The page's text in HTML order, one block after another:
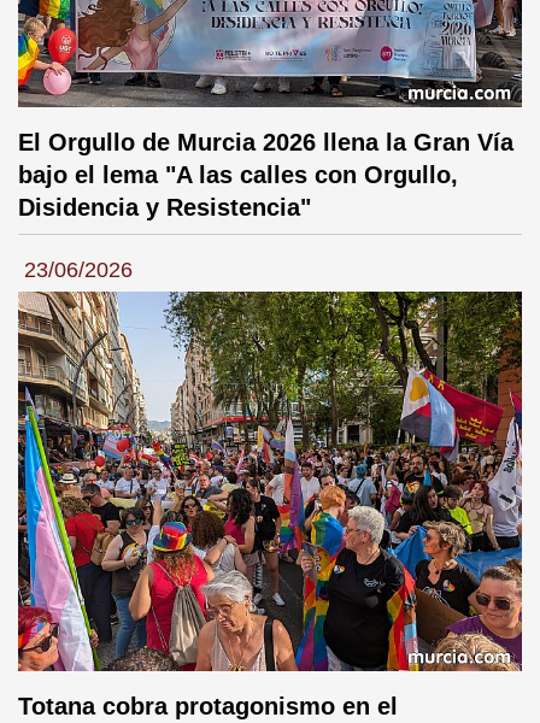
El Orgullo de Murcia 2026 llena la Gran Vía
bajo el lema "A las calles con Orgullo,
Disidencia y Resistencia"
23/06/2026
Totana cobra protagonismo en el